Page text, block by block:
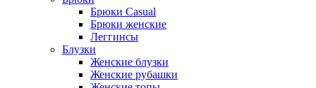
Брюки Casual
Брюки женские
Леггинсы
Блузки
Женские блузки
Женские рубашки